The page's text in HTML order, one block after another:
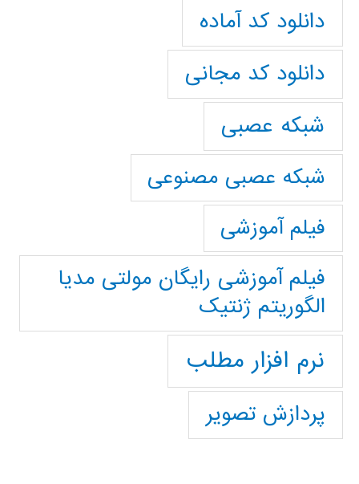
دانلود کد آماده
دانلود کد مجانی
شبکه عصبی
شبکه عصبی مصنوعی
فیلم آموزشی
فیلم آموزشی رایگان مولتی مدیا
الگوریتم ژنتیک
نرم افزار مطلب
پردازش تصویر